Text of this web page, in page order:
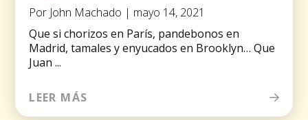
Por John Machado | mayo 14, 2021
Que si chorizos en París, pandebonos en
Madrid, tamales y enyucados en Brooklyn… Que
Juan ...
LEER MÁS